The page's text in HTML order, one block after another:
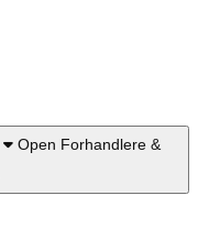
Open Forhandlere &